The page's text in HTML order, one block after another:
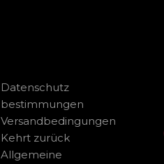
Datenschutz
bestimmungen
Versandbedingungen
Kehrt zurück
Allgemeine